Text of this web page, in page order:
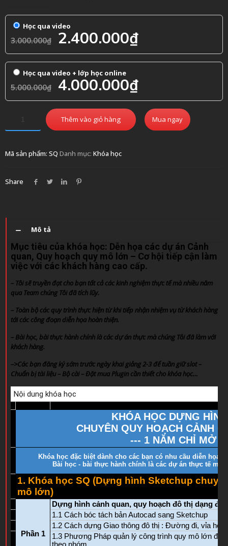
Học qua video
3.000.000₫ Giá
gốc
là:
3.000.000₫.
2.400.000₫Giá
hiện
tại
là:
2.400.000₫.
Học qua video + lớp học online
5.000.000₫ 4.000.000₫
Thêm vào giỏ hàng Mua ngay
Mã sản phẩm: SQ Danh mục: Khóa học
Share
Mô tả
Mục tiêu của khóa học: Dễn họa các dự án Cảnh
quan, Quy hoạch quy mô lớn – Cơ hội tiếp cận làm
việc với các khách hàng cao cấp.
– Tôi sẽ truyền đạt cho bạn tất cả các kinh nghiệm thực tế mà nhiều năm
qua Team chúng Tôi đã tích lũy.
– Toàn bộ các quy trình thực hiện từ khi tiếp nhận nhiệm vụ từ khách hàng
tới các công đoạn diễn họa hoàn thiện.
– Bài học, bài thực hành chính là các dự án thực mà chúng Tôi đã làm với
khách hàng.
–>Các bạn đăng ký sớm trước ngày khai giảng 2-3 để tuần giữ slot –
Chuẩn bị tài liệu – Bộ cài – Đặt mua Plugin cần thiết cho khóa học…